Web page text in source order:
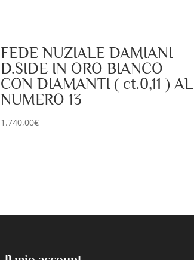
FEDE NUZIALE DAMIANI
D.SIDE IN ORO BIANCO
CON DIAMANTI ( ct.0,11 ) AL
NUMERO 13
1.740,00€